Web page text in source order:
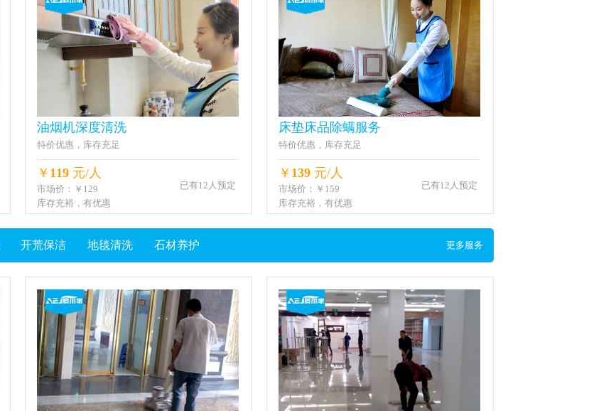
油烟机深度清洗
特价优惠，库存充足
￥ 119 元/人
市场价：￥129
库存充裕，有优惠
已有12人预定
床垫床品除螨服务
特价优惠，库存充足
￥ 139 元/人
市场价：￥159
库存充裕，有优惠
已有12人预定
开荒保洁 地毯清洗 石材养护 更多服务